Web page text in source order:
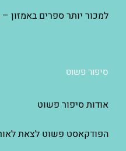
סיפור פשוט
אודות סיפור פשוט
הפודקאסט פשוט לצאת לאור
למכור יותר ספרים באמזון – AMS